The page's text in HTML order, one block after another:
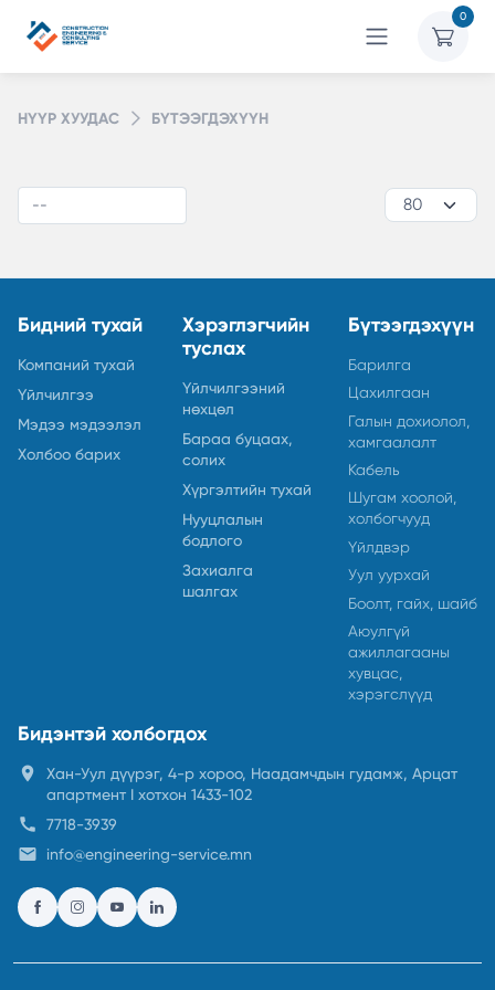
0
НҮҮР ХУУДАС БҮТЭЭГДЭХҮҮН
Бидний тухай
Компаний тухай
Үйлчилгээ
Мэдээ мэдээлэл
Холбоо барих
Хэрэглэгчийн
туслах
Үйлчилгээний
нөхцөл
Бараа буцаах,
солих
Хүргэлтийн тухай
Нууцлалын
бодлого
Захиалга
шалгах
Бүтээгдэхүүн
Барилга
Цахилгаан
Галын дохиолол,
хамгаалалт
Кабель
Шугам хоолой,
холбогчууд
Үйлдвэр
Уул уурхай
Боолт, гайх, шайб
Аюулгүй
ажиллагааны
хувцас,
хэрэгслүүд
Бидэнтэй холбогдох
location_on
Хан-Уул дүүрэг, 4-р хороо, Наадамчдын гудамж, Арцат
апартмент I хотхон 1433-102
call 7718-3939
email info@engineering-service.mn